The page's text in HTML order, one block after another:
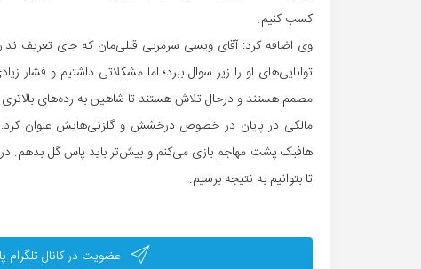
کسب کنیم.
وی اضافه کرد: آقای ویسی سرمربی قبلی‌مان که جای تعریف
توانایی‌های او را زیر سوال ببرد؛ اما مشکلاتی داشتیم و
مصمم هستند و درحال تلاش هستند تا شاهین به رده‌های بالاتری
مالکی در پایان در خصوص درخشش و گلزنی‌هایش عنوان کرد:
هافبک پشت مهاجم بازی می‌کنم و بیش‌تر باید پاس گل بدهم.
تا بتوانیم به نتیجه برسیم.
عضویت در کانال تلگرام